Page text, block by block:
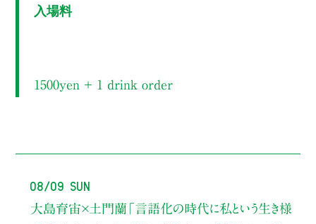
入場料
1500yen ＋ 1 drink order
08/09 Sun
大島育宙×土門蘭 「言語化の時代に私という生き様